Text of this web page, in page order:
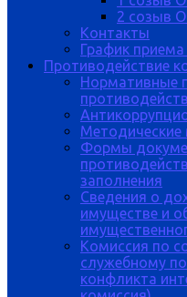
2 созыв
Контакты
График
Противодействие
Нормативные
Формы
заполнения
Сведения о
имуществе и
Комиссия по
служебному
конфликта